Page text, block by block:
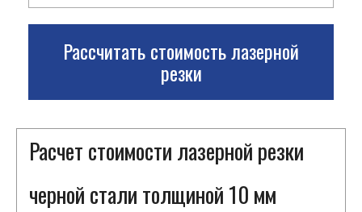
Рассчитать стоимость лазерной
резки
Расчет стоимости лазерной резки
черной стали толщиной 10 мм